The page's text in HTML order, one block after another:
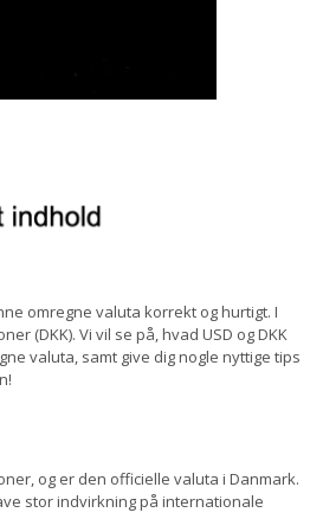
omregne valuta korrekt og hurtigt. I
(DKK). Vi vil se på, hvad USD og DKK
valuta, samt give dig nogle nyttige tips
og er den officielle valuta i Danmark.
stor indvirkning på internationale